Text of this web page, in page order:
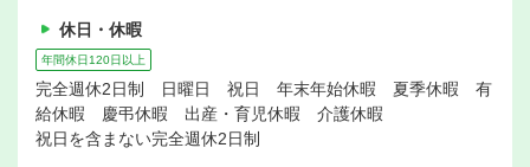
休日・休暇
年間休日120日以上
完全週休2日制 日曜日 祝日 年末年始休暇 夏季休暇 有
給休暇 慶弔休暇 出産・育児休暇 介護休暇
祝日を含まない完全週休2日制